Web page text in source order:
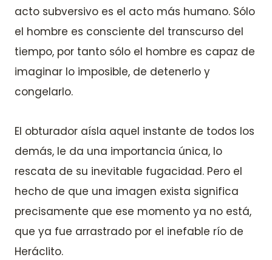
acto subversivo es el acto más humano. Sólo
el hombre es consciente del transcurso del
tiempo, por tanto sólo el hombre es capaz de
imaginar lo imposible, de detenerlo y
congelarlo.
El obturador aísla aquel instante de todos los
demás, le da una importancia única, lo
rescata de su inevitable fugacidad. Pero el
hecho de que una imagen exista significa
precisamente que ese momento ya no está,
que ya fue arrastrado por el inefable río de
Heráclito.